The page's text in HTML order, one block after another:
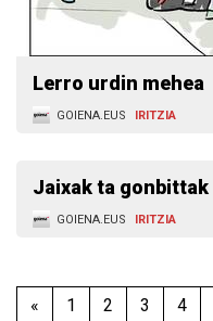
Lerro urdin mehea
GOIENA.EUS IRITZIA
Jaixak ta gonbittak
GOIENA.EUS IRITZIA
« 1 2 3 4